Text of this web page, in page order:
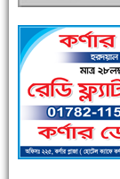
পুলিশ সদস্যদের জন্যে